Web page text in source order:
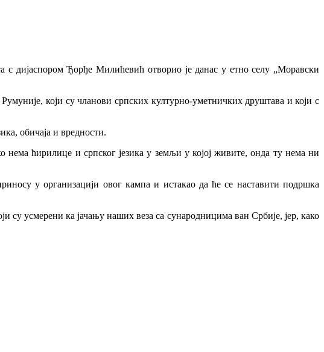
дијаспором Ђорђе Милићевић отворио је данас у етно селу „Моравски
који су чланови српских културно-уметничких друштава и који с
обичаја и вредности.
ћирилице и српског језика у земљи у којој живите, онда ту нема ни
у организацији овог кампа и истакао да ће се наставити подршка
су усмерени ка јачању наших веза са сународницима ван Србије, јер, како